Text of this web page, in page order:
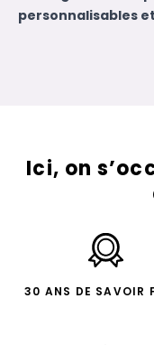
personnalisables
Ici, on
30 ANS DE SAVOIR